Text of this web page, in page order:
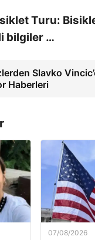
Turu:
bilgiler …
Slavko
Haberleri
07/08/2026